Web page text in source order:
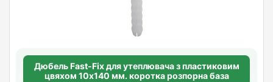
Дюбель Fast-Fix для утеплювача з пластиковим
цвяхом 10х140 мм. коротка розпорна база